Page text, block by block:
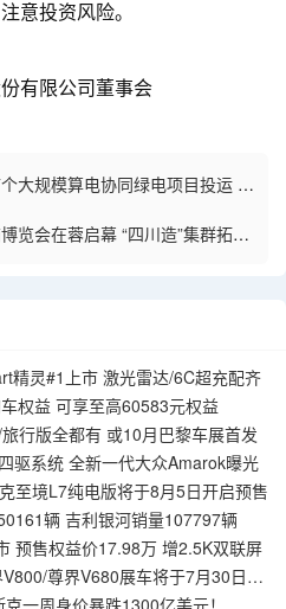
意投资风险。
有限公司董事会
个大规模算电协同绿电项目投运 绿
览会在蓉启幕 “四川造”集群拓出
精灵#1上市 激光雷达/6C超充配齐
权益 可享至高60583元权益
行版全都有 或10月巴黎车展首发
驱系统 全新一代大众Amarok曝光
至境L7纯电版将于8月5日开启预售
辆 吉利银河销量107797辆
预售权益价17.98万 增2.5K双联屏
尊界V680展车将于7月30日到